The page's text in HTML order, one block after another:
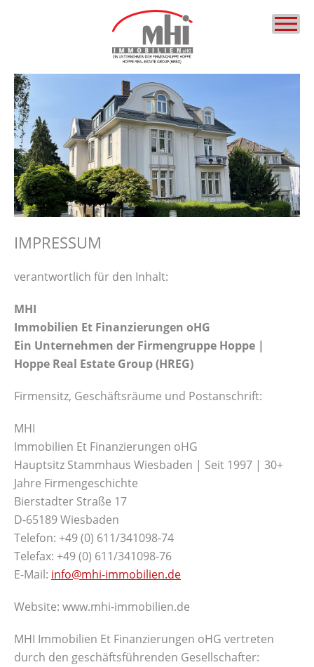
IMPRESSUM
verantwortlich für den Inhalt:
MHI
Immobilien Et Finanzierungen oHG
Ein Unternehmen der Firmengruppe Hoppe |
Hoppe Real Estate Group (HREG)
Firmensitz, Geschäftsräume und Postanschrift:
MHI
Immobilien Et Finanzierungen oHG
Hauptsitz Stammhaus Wiesbaden | Seit 1997 | 30+
Jahre Firmengeschichte
Bierstadter Straße 17
D-65189 Wiesbaden
Telefon: +49 (0) 611/341098-74
Telefax: +49 (0) 611/341098-76
E-Mail: info@mhi-immobilien.de
Website: www.mhi-immobilien.de
MHI Immobilien Et Finanzierungen oHG vertreten
durch den geschäftsführenden Gesellschafter: